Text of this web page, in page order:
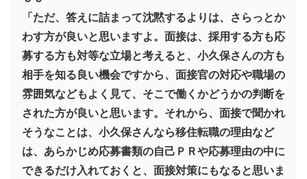
「ただ、答えに詰まって沈黙するよりは、さらっとか
わす方が良いと思いますよ。面接は、採用する方も応
募する方も対等な立場と考えると、小久保さんの方も
相手を知る良い機会ですから、面接官の対応や職場の
雰囲気などもよく見て、そこで働くかどうかの判断を
された方が良いと思います。それから、面接で聞かれ
そうなことは、小久保さんなら移住転職の理由など
は、あらかじめ応募書類の自己ＰＲや応募理由の中に
できるだけ入れておくと、面接対策にもなると思いま